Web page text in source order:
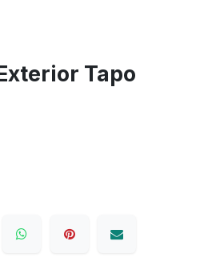
Tapo